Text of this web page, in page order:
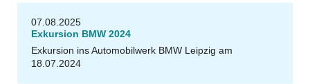
07.08.2025
Exkursion BMW 2024
Exkursion ins Automobilwerk BMW Leipzig am
18.07.2024